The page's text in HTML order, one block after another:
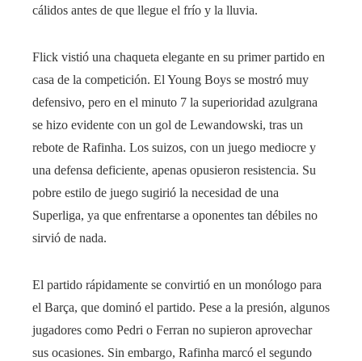
cálidos antes de que llegue el frío y la lluvia.
Flick vistió una chaqueta elegante en su primer partido en
casa de la competición. El Young Boys se mostró muy
defensivo, pero en el minuto 7 la superioridad azulgrana
se hizo evidente con un gol de Lewandowski, tras un
rebote de Rafinha. Los suizos, con un juego mediocre y
una defensa deficiente, apenas opusieron resistencia. Su
pobre estilo de juego sugirió la necesidad de una
Superliga, ya que enfrentarse a oponentes tan débiles no
sirvió de nada.
El partido rápidamente se convirtió en un monólogo para
el Barça, que dominó el partido. Pese a la presión, algunos
jugadores como Pedri o Ferran no supieron aprovechar
sus ocasiones. Sin embargo, Rafinha marcó el segundo